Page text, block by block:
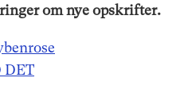
om nye opskrifter.
DET